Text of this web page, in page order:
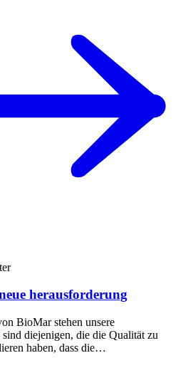
herausforderung
BioMar stehen unsere
sind diejenigen, die die Qualität zu
haben, dass die…